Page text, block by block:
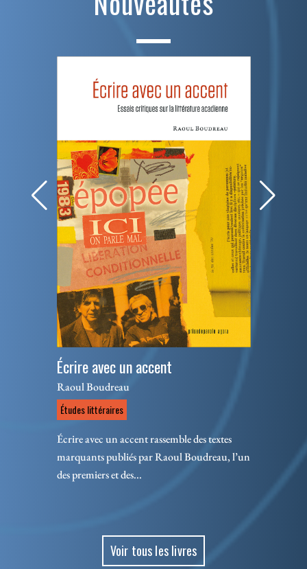
Écrire avec un accent
Raoul Boudreau
Études littéraires
Écrire avec un accent rassemble des textes
marquants publiés par Raoul Boudreau, l’un
des premiers et des...
Voir tous les livres